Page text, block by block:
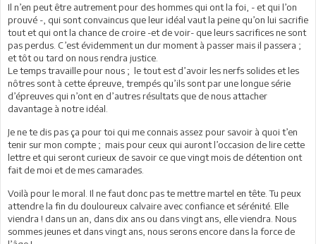
Il n’en peut être autrement pour des hommes qui ont la foi, - et qui l’on
prouvé -, qui sont convaincus que leur idéal vaut la peine qu’on lui sacrifie
tout et qui ont la chance de croire -et de voir- que leurs sacrifices ne sont
pas perdus. C’est évidemment un dur moment à passer mais il passera ;
et tôt ou tard on nous rendra justice.
Le temps travaille pour nous ; le tout est d’avoir les nerfs solides et les
nôtres sont à cette épreuve, trempés qu’ils sont par une longue série
d’épreuves qui n’ont en d’autres résultats que de nous attacher
davantage à notre idéal.
Je ne te dis pas ça pour toi qui me connais assez pour savoir à quoi t’en
tenir sur mon compte ; mais pour ceux qui auront l’occasion de lire cette
lettre et qui seront curieux de savoir ce que vingt mois de détention ont
fait de moi et de mes camarades.
Voilà pour le moral. Il ne faut donc pas te mettre martel en tête. Tu peux
attendre la fin du douloureux calvaire avec confiance et sérénité. Elle
viendra ! dans un an, dans dix ans ou dans vingt ans, elle viendra. Nous
sommes jeunes et dans vingt ans, nous serons encore dans la force de